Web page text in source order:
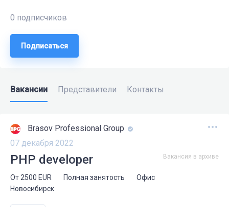
0 подписчиков
Подписаться
Вакансии Представители Контакты
Brasov Professional Group
07 декабря 2022
PHP developer Вакансия в архиве
От 2500 EUR Полная занятость
Офис
Новосибирск